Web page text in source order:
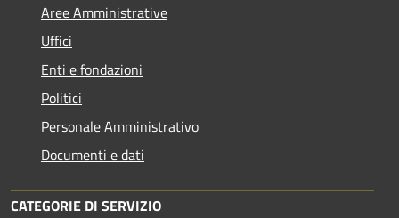
Aree Amministrative
Uffici
Enti e fondazioni
Politici
Personale Amministrativo
Documenti e dati
CATEGORIE DI SERVIZIO